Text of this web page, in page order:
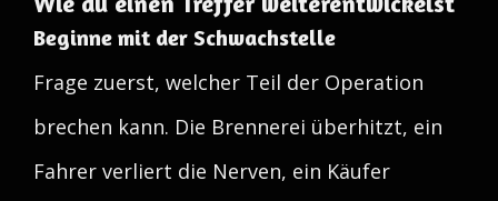
Beginne mit der Schwachstelle
Frage zuerst, welcher Teil der Operation
brechen kann. Die Brennerei überhitzt, ein
Fahrer verliert die Nerven, ein Käufer